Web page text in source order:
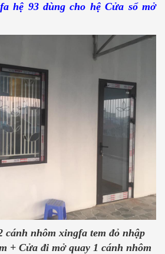
hệ 93 dùng cho hệ Cửa sổ mở
cánh nhôm xingfa tem đỏ nhập
+ Cửa đi mở quay 1 cánh nhôm